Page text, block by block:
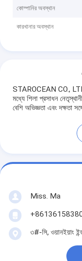
কোম্পানির অবস্থান
কারখানার অবস্থান
STAROCEAN CO., LTD.
মধ্যে শিলা প্রসাধন
বেশি অভিজ্ঞতা এবং দক্ষতা
Miss. Ma
৩#-সি, ওয়ানইয়াং